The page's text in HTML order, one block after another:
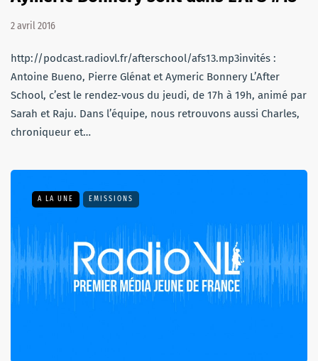
2 avril 2016
http://podcast.radiovl.fr/afterschool/afs13.mp3invités :
Antoine Bueno, Pierre Glénat et Aymeric Bonnery L’After
School, c’est le rendez-vous du jeudi, de 17h à 19h, animé par
Sarah et Raju. Dans l’équipe, nous retrouvons aussi Charles,
chroniqueur et…
A LA UNE EMISSIONS